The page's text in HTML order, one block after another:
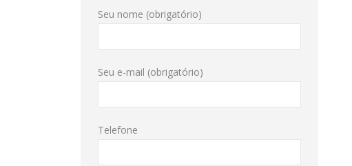
Seu nome (obrigatório)
Seu e-mail (obrigatório)
Telefone